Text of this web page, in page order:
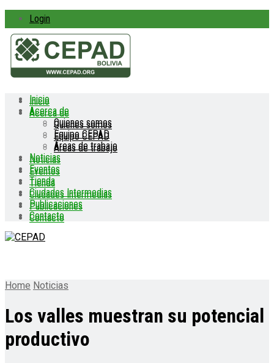
Login
Inicio
Acerca de
Quienes somos
Equipo CEPAD
Áreas de trabajo
Noticias
Eventos
Tienda
Ciudades Intermedias
Publicaciones
Contacto
Inicio
Acerca de
Quienes somos
Equipo CEPAD
Áreas de trabajo
Noticias
Eventos
Tienda
Ciudades Intermedias
Publicaciones
Contacto
Home Noticias
Los valles muestran su potencial
productivo